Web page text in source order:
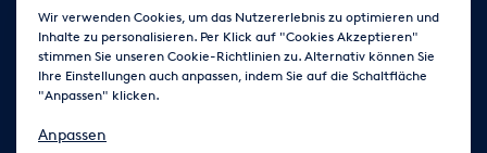
AGB
Impressum Cookie-Einstellungen ändern
Folge uns auf
Wir verwenden Cookies, um das Nutzererlebnis zu optimieren und
Inhalte zu personalisieren. Per Klick auf "Cookies Akzeptieren"
stimmen Sie unseren Cookie-Richtlinien zu. Alternativ können Sie
Ihre Einstellungen auch anpassen, indem Sie auf die Schaltfläche
"Anpassen" klicken.
Anpassen